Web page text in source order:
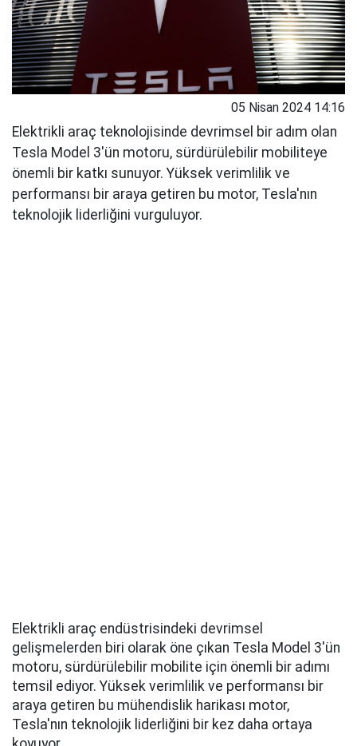
05 Nisan 2024 14:16
Elektrikli araç teknolojisinde devrimsel bir adım olan
Tesla Model 3'ün motoru, sürdürülebilir mobiliteye
önemli bir katkı sunuyor. Yüksek verimlilik ve
performansı bir araya getiren bu motor, Tesla'nın
teknolojik liderliğini vurguluyor.
Elektrikli araç endüstrisindeki devrimsel
gelişmelerden biri olarak öne çıkan Tesla Model 3'ün
motoru, sürdürülebilir mobilite için önemli bir adımı
temsil ediyor. Yüksek verimlilik ve performansı bir
araya getiren bu mühendislik harikası motor,
Tesla'nın teknolojik liderliğini bir kez daha ortaya